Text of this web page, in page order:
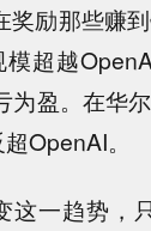
奖励那些赚
超越
为盈。在华
OpenAI。
一趋势，